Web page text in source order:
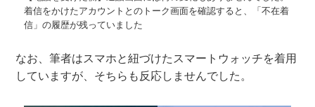
着信をかけたアカウントとのトーク画面を確認すると、「不在着
信」の履歴が残っていました
なお、筆者はスマホと紐づけたスマートウォッチを着用
していますが、そちらも反応しませんでした。